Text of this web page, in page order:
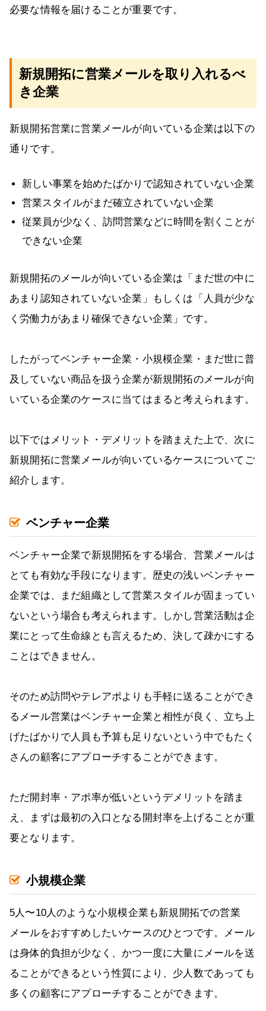
必要な情報を届けることが重要です。
新規開拓に営業メールを取り入れるべ
き企業
新規開拓営業に営業メールが向いている企業は以下の
通りです。
新しい事業を始めたばかりで認知されていない企業
営業スタイルがまだ確立されていない企業
従業員が少なく、訪問営業などに時間を割くことが
できない企業
新規開拓のメールが向いている企業は「まだ世の中に
あまり認知されていない企業」もしくは「人員が少な
く労働力があまり確保できない企業」です。
したがってベンチャー企業・小規模企業・まだ世に普
及していない商品を扱う企業が新規開拓のメールが向
いている企業のケースに当てはまると考えられます。
以下ではメリット・デメリットを踏まえた上で、次に
新規開拓に営業メールが向いているケースについてご
紹介します。
ベンチャー企業
ベンチャー企業で新規開拓をする場合、営業メールは
とても有効な手段になります。歴史の浅いベンチャー
企業では、まだ組織として営業スタイルが固まってい
ないという場合も考えられます。しかし営業活動は企
業にとって生命線とも言えるため、決して疎かにする
ことはできません。
そのため訪問やテレアポよりも手軽に送ることができ
るメール営業はベンチャー企業と相性が良く、立ち上
げたばかりで人員も予算も足りないという中でもたく
さんの顧客にアプローチすることができます。
ただ開封率・アポ率が低いというデメリットを踏ま
え、まずは最初の入口となる開封率を上げることが重
要となります。
小規模企業
5人〜10人のような小規模企業も新規開拓での営業
メールをおすすめしたいケースのひとつです。メール
は身体的負担が少なく、かつ一度に大量にメールを送
ることができるという性質により、少人数であっても
多くの顧客にアプローチすることができます。